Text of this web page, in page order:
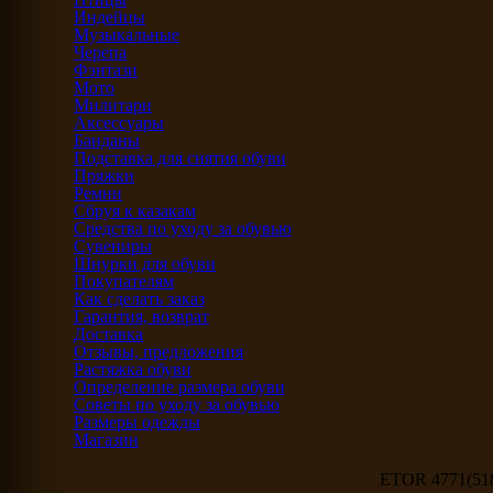
Индейцы
Музыкальные
Черепа
Фэнтази
Мото
Милитари
Аксессуары
Банданы
Подставка для снятия обуви
Пряжки
Ремни
Сбруя к казакам
Средства по уходу за обувью
Сувениры
Шнурки для обуви
Покупателям
Как сделать заказ
Гарантия, возврат
Доставка
Отзывы, предложения
Растяжка обуви
Определение размера обуви
Советы по уходу за обувью
Размеры одежды
Магазин
ETOR